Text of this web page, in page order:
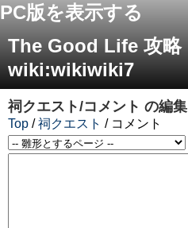
PC版を表示する
The Good Life 攻略
wiki:wikiwiki7
祠クエスト/コメント の編集
Top /祠クエスト / コメント